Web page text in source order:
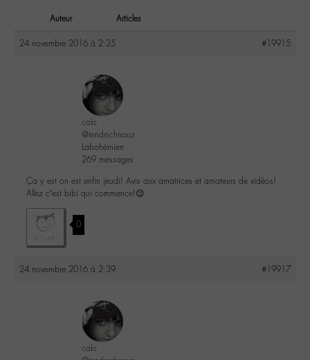
Auteur Articles
24 novembre 2016 à 2:25 #19915
calo
@tendrschnauz
Labohémien
269 messages
Ça y est on est enfin jeudi! Avis aux amatrices et amateurs de vidéos!
Allez c’est bibi qui commence!😉
0
24 novembre 2016 à 2:39 #19917
calo